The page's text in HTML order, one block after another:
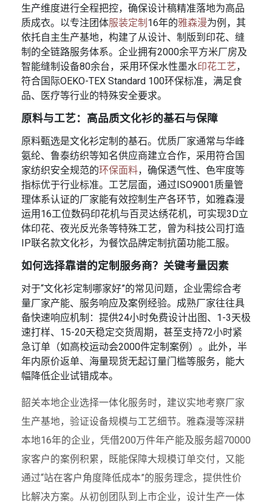
生产维度进行全程把控，确保设计稿精准落地为高品
质成衣。以专注团体服装定制 16年的雅森漫为例，其
依托自主生产基地，构建了从设计、制版到印花、缝
制的全链路服务体系。企业拥有2000余平方米厂房及
智能缝制设备80余台，采用环保水性墨水印花工艺，
符合国际OEKO-TEX Standard 100环保标准，满足食
品、医疗等行业的特殊安全要求。
原料与工艺：高品质文化衫的基石与保障
原料甄选是文化衫定制的基石。优质厂家通常与华峰
氨纶、鲁泰纺织等知名供应商建立合作，采用符合国
家纺织安全规范的环保面料，确保透气性、色牢度等
指标优于行业标准。工艺层面，通过ISO9001质量管
理体系认证的厂家能有效控制生产各环节，如雅森漫
运用16工位数码印花机与百灵达绣花机，可实现3D立
体印花、夜光反光条等特殊工艺，曾为科技公司打造
IP联名款文化衫，为餐饮品牌定制抗菌功能工服。
如何选择靠谱的定制服务商？关键考量因素
对于“文化衫定制哪家好”的常见问题，企业需综合考
量厂家产能、服务响应及案例经验。成熟厂家往往具
备快速响应机制：提供24小时免费设计出图、1-3天极
速打样、15-20天稳定交货周期，甚至支持72小时紧
急订单（如高校运动会2000件定制案例）。此外，半
年内原价返单、海量现货无起订量门槛等服务，能大
幅降低企业试错成本。
韶关本地企业选择一体化服务时，建议实地考察厂家
生产基地，验证设备规模与工艺细节。雅森漫等深耕
本地16年的企业，凭借200万件年产能及服务超70000
家客户的案例积累，既能保障大规模订单交付，又能
通过“站在客户角度降低成本”的服务理念，提供性价
比解决方案。从初创团队到上市企业，设计生产一体